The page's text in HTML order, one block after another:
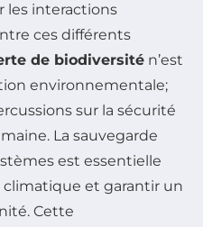
les interactions
ces différents
de biodiversité n’est
environnementale;
sur la sécurité
La sauvegarde
est essentielle
et garantir un
Cette